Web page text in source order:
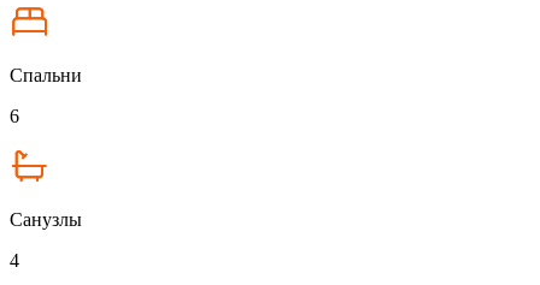
Спальни
6
Санузлы
4